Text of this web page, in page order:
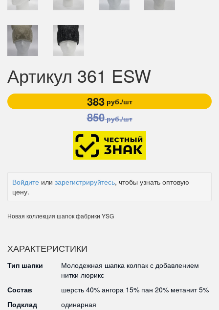
Артикул 361 ESW
383руб./шт
850руб./шт
Войдите или зарегистрируйтесь, чтобы узнать оптовую
цену.
Новая коллекция шапок фабрики YSG
ХАРАКТЕРИСТИКИ
Тип шапки
Молодежная шапка колпак с добавлением
нитки люрикс
Состав
шерсть 40% ангора 15% пан 20% метанит 5%
Подклад
одинарная